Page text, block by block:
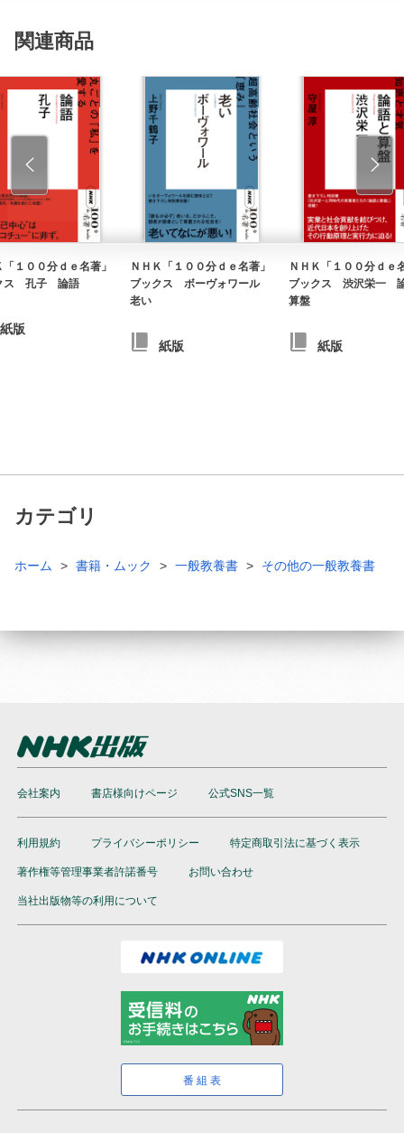
関連商品
１００分ｄｅ名著」
ス 孔子 論語
紙版
ＮＨＫ「１００分ｄｅ名著」
ブックス ボーヴォワール
老い
紙版
ＮＨＫ「１００分ｄｅ
ブックス 渋沢栄一
算盤
紙版
カテゴリ
ホーム 書籍・ムック 一般教養書 その他の一般教養書
会社案内 書店様向けページ 公式SNS一覧
利用規約 プライバシーポリシー 特定商取引法に基づく表示
著作権等管理事業者許諾番号 お問い合わせ
当社出版物等の利用について
番組表